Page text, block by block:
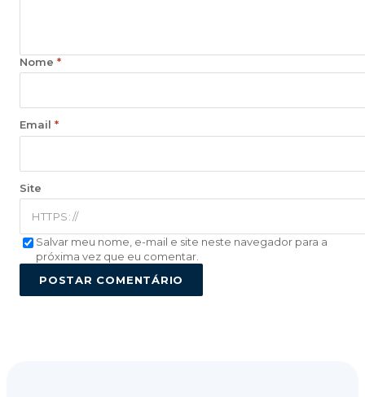
Nome *
Email *
Site
Salvar meu nome, e-mail e site neste navegador para a
próxima vez que eu comentar.
POSTAR COMENTÁRIO